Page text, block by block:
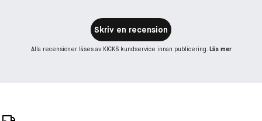
Skriv en recension
Alla recensioner läses av KICKS kundservice innan publicering. Läs mer